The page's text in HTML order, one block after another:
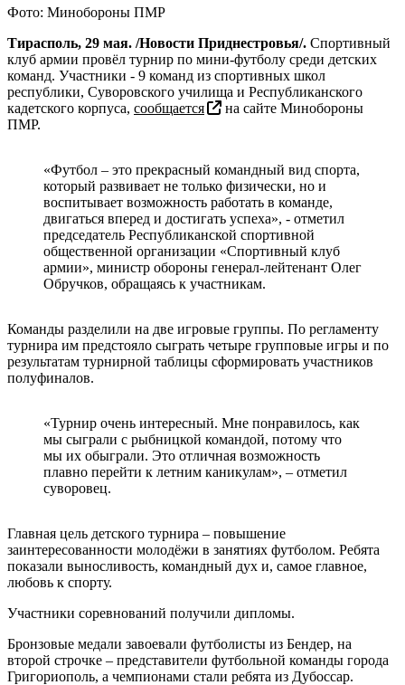
Фото: Минобороны ПМР
Тирасполь, 29 мая. /Новости Приднестровья/. Спортивный
клуб армии провёл турнир по мини-футболу среди детских
команд. Участники - 9 команд из спортивных школ
республики, Суворовского училища и Республиканского
кадетского корпуса, сообщается
на сайте Минобороны
ПМР.
«Футбол – это прекрасный командный вид спорта,
который развивает не только физически, но и
воспитывает возможность работать в команде,
двигаться вперед и достигать успеха», - отметил
председатель Республиканской спортивной
общественной организации «Спортивный клуб
армии», министр обороны генерал-лейтенант Олег
Обручков, обращаясь к участникам.
Команды разделили на две игровые группы. По регламенту
турнира им предстояло сыграть четыре групповые игры и по
результатам турнирной таблицы сформировать участников
полуфиналов.
«Турнир очень интересный. Мне понравилось, как
мы сыграли с рыбницкой командой, потому что
мы их обыграли. Это отличная возможность
плавно перейти к летним каникулам», – отметил
суворовец.
Главная цель детского турнира – повышение
заинтересованности молодёжи в занятиях футболом. Ребята
показали выносливость, командный дух и, самое главное,
любовь к спорту.
Участники соревнований получили дипломы.
Бронзовые медали завоевали футболисты из Бендер, на
второй строчке – представители футбольной команды города
Григориополь, а чемпионами стали ребята из Дубоссар.